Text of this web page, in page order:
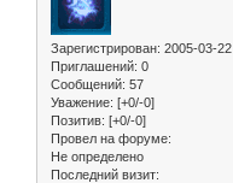
Зарегистрирован: 2005-03-22
Приглашений: 0
Сообщений: 57
Уважение: [+0/-0]
Позитив: [+0/-0]
Провел на форуме:
Не определено
Последний визит: